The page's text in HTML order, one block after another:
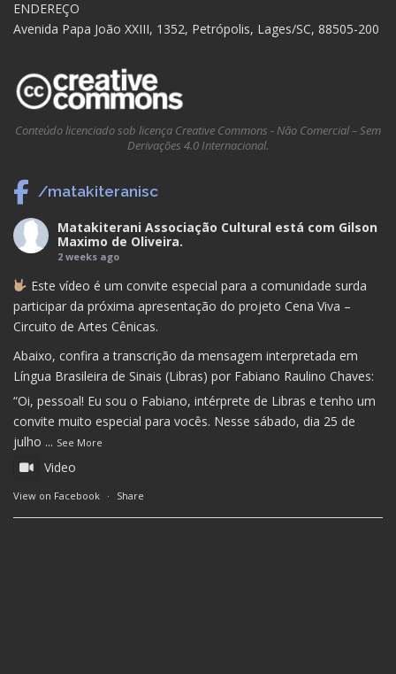
ENDEREÇO
Avenida Papa João XXIII, 1352, Petrópolis, Lages/SC, 88505-200
Conteúdo licenciado sob licença Creative Commons - Não Comercial – Sem
Derivações 4.0 Internacional.
/matakiteranisc
Matakiterani Associação Cultural está com Gilson
Maximo de Oliveira.
2 weeks ago
Este vídeo é um convite especial para a comunidade surda
participar da próxima apresentação do projeto Cena Viva –
Circuito de Artes Cênicas.
Abaixo, confira a transcrição da mensagem interpretada em
Língua Brasileira de Sinais (Libras) por Fabiano Raulino Chaves:
“Oi, pessoal! Eu sou o Fabiano, intérprete de Libras e tenho um
convite muito especial para vocês. Nesse sábado, dia 25 de
julho ... See More
Video
View on Facebook · Share